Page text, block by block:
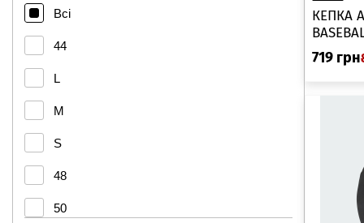
Всі
44
L
M
S
48
50
КЕПКА
719 грн